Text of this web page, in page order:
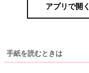
アプリで開く
手紙を読むときは